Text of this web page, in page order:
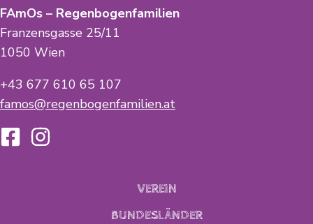
FAmOs – Regenbogenfamilien
Franzensgasse 25/11
1050 Wien
+43 677 610 65 107
famos@regenbogenfamilien.at
VEREIN
BUNDESLÄNDER